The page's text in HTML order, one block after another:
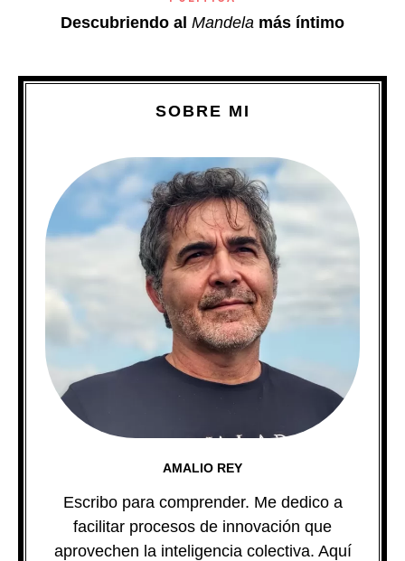
Descubriendo al Mandela más íntimo
SOBRE MI
AMALIO REY
Escribo para comprender. Me dedico a
facilitar procesos de innovación que
aprovechen la inteligencia colectiva. Aquí